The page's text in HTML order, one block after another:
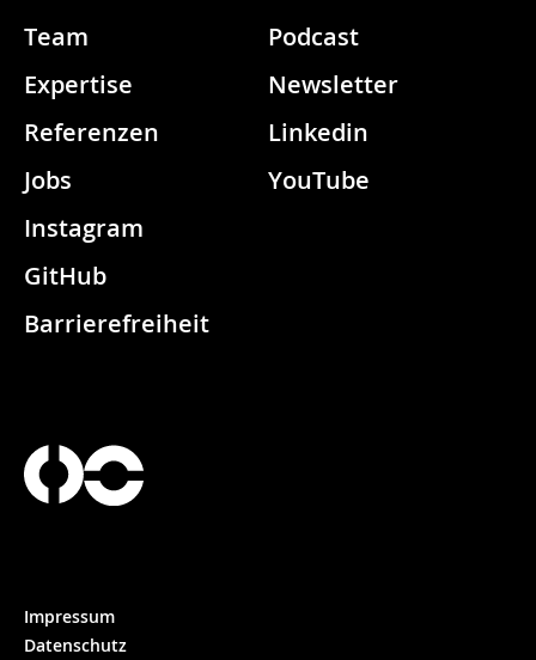
Team
Expertise
Referenzen
Jobs
Podcast
Newsletter
Linkedin
YouTube
Instagram
GitHub
Barrierefreiheit
Impressum
Datenschutz